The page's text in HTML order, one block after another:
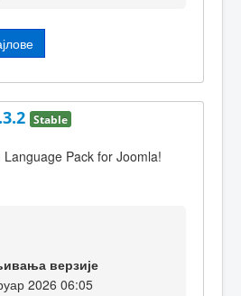
Stable
Pack for Joomla!
верзије
2026 06:05